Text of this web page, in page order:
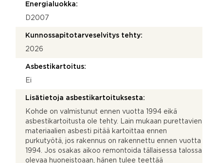
Energialuokka:
D2007
Kunnossapitotarveselvitys tehty:
2026
Asbestikartoitus:
Ei
Lisätietoja asbestikartoituksesta:
Kohde on valmistunut ennen vuotta 1994 eikä
asbestikartoitusta ole tehty. Lain mukaan purettavien
materiaalien asbesti pitää kartoittaa ennen
purkutyötä, jos rakennus on rakennettu ennen vuotta
1994. Jos osakas aikoo remontoida tällaisessa talossa
olevaa huoneistoaan, hänen tulee teettää